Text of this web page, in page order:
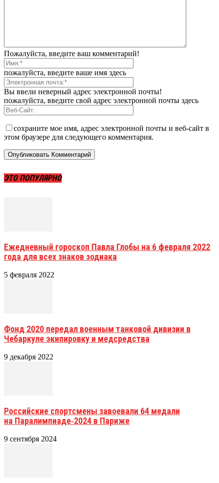
Пожалуйста, введите ваш комментарий!
пожалуйста, введите ваше имя здесь
Вы ввели неверный адрес электронной почты!
пожалуйста, введите свой адрес электронной почты здесь
сохраните мое имя, адрес электронной почты и веб-сайт в
этом браузере для следующего комментария.
ЭТО ПОПУЛЯРНО
Ежедневный гороскоп Павла Глобы на 6 февраля 2022
года для всех знаков зодиака
5 февраля 2022
Фонд 2020 передал военным танковой дивизии в
Чебаркуле экипировку и медсредства
9 декабря 2022
Российские спортсмены завоевали 64 медали
на Паралимпиаде‑2024 в Париже
9 сентября 2024